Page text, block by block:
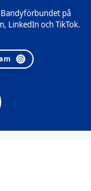
på
LinkedIn och TikTok.